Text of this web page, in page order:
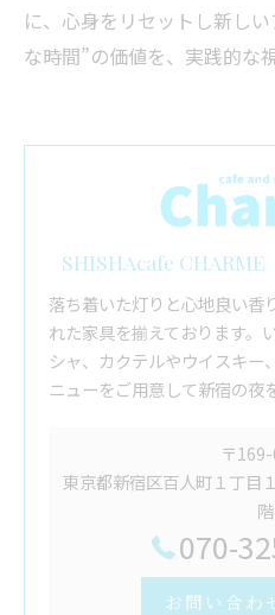
に、心身をリセットし新し
な時間”の価値を、実践的な
SHISHAcafe CHARME
落ち着いた灯りと心地良い香
れた家具を揃えております。
シャ、カクテルやウイスキー
ニューをご用意して新宿の夜
〒
東京都新宿区百人町１丁目
階
070-
お問い合わ